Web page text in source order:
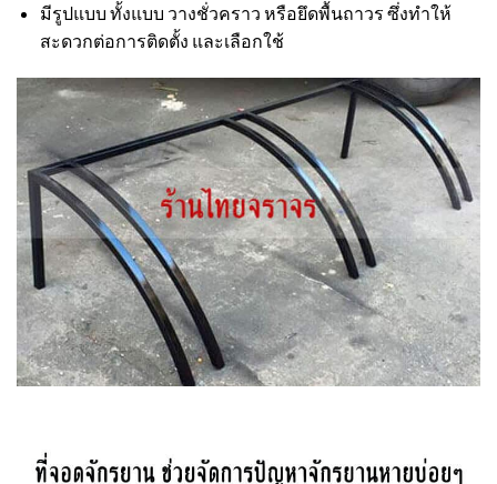
มีรูปแบบ ทั้งแบบ วางชั่วคราว หรือยึดพื้นถาวร ซึ่งทำให้
สะดวกต่อการติดตั้ง และเลือกใช้